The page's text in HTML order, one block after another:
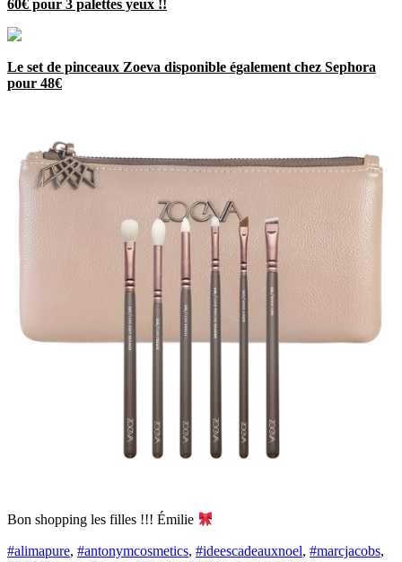
60€ pour 3 palettes yeux !!
Le set de pinceaux Zoeva disponible également chez Sephora
pour 48€
Bon shopping les filles !!! Émilie
#alimapure, #antonymcosmetics, #ideescadeauxnoel, #marcjacobs,